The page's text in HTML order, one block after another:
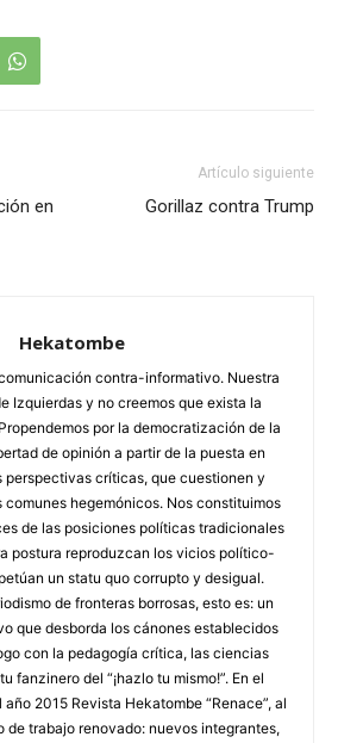
en
Artículo siguiente
Gorillaz contra Trump
Hekatombe
contra-informativo. Nuestra
Izquierdas y no creemos que exista la
por la democratización de la
de opinión a partir de la puesta en
perspectivas críticas, que cuestionen y
hegemónicos. Nos constituimos
de las posiciones políticas tradicionales
postura reproduzcan los vicios político-
un statu quo corrupto y desigual.
de fronteras borrosas, esto es: un
que desborda los cánones establecidos
con la pedagogía crítica, las ciencias
fanzinero del “¡hazlo tu mismo!”. En el
2015 Revista Hekatombe “Renace”, al
de trabajo renovado: nuevos integrantes,